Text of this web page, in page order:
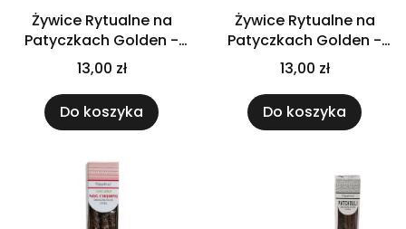
Żywice Rytualne na
Patyczkach Golden -
Kadzidło
13,00 zł
Do koszyka
Żywice Rytualne na
Patyczkach Golden -
Lawenda
13,00 zł
Do koszyka